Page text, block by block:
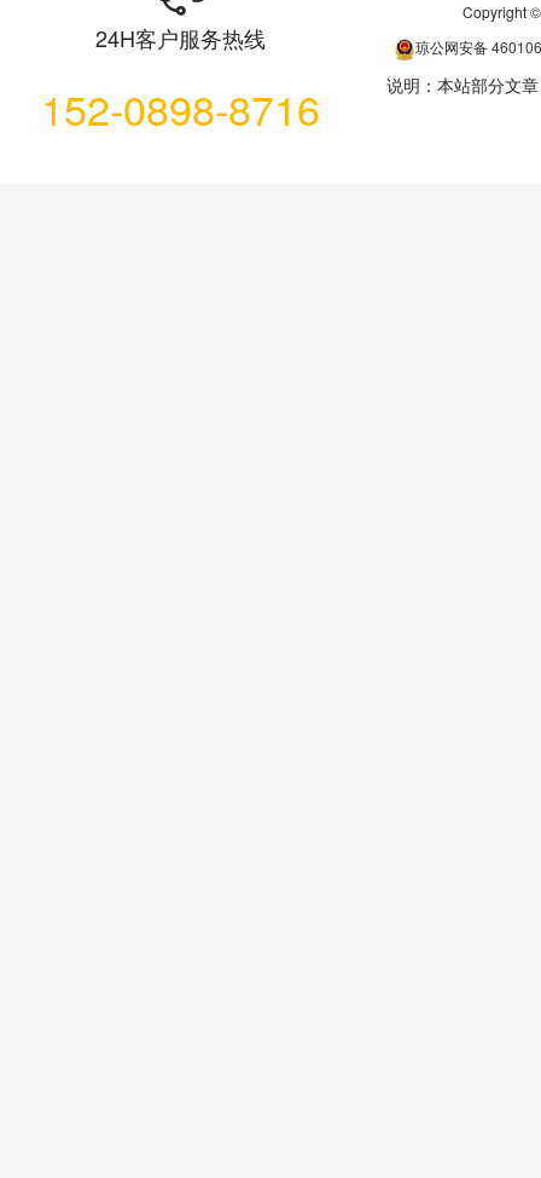
24H客户服务热线
152-0898-8716
Copyright
琼公网安备
说明：本站部分文